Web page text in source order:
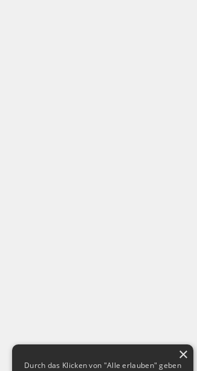
×
Durch das Klicken von "Alle erlauben" geben